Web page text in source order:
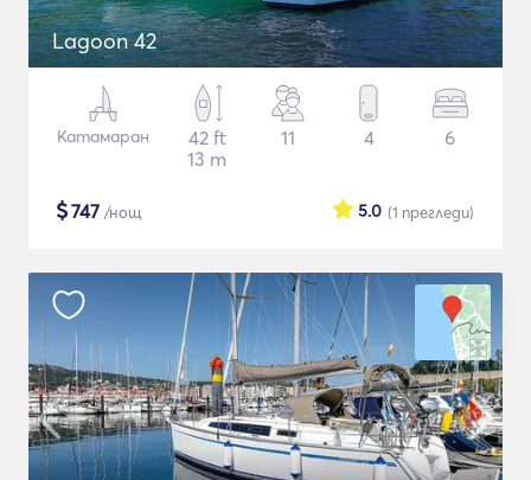
Lagoon 42
Катамаран
42 ft
13 m
11 4 6
$747 /нощ (1 прегледи)
5.0